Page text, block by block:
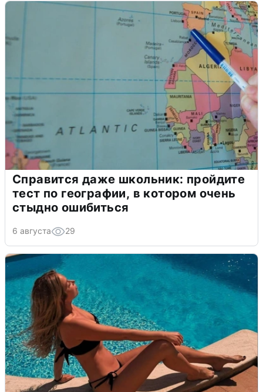
Справится даже школьник: пройдите
тест по географии, в котором очень
стыдно ошибиться
6 августа 29